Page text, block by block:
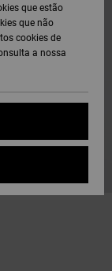
que estão
que não
cookies de
a nossa